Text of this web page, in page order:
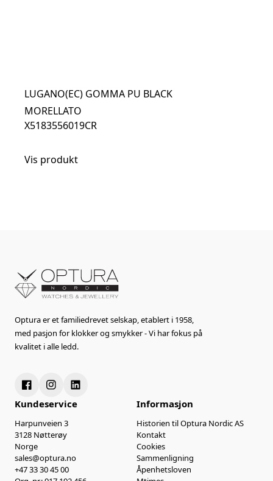
LUGANO(EC) GOMMA PU BLACK
MORELLATO
X5183556019CR
Vis produkt
Optura er et familiedrevet selskap, etablert i 1958,
med pasjon for klokker og smykker - Vi har fokus på
kvalitet i alle ledd.
Kundeservice
Harpunveien 3
3128 Nøtterøy
Norge
sales@optura.no
+47 33 30 45 00
Informasjon
Historien til Optura Nordic AS
Kontakt
Cookies
Sammenligning
Åpenhetsloven